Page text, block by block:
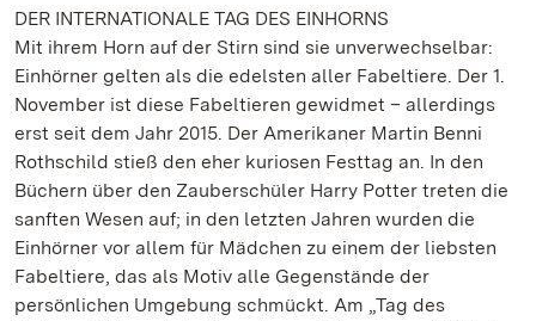
DER INTERNATIONALE TAG DES EINHORNS
Mit ihrem Horn auf der Stirn sind sie unverwechselbar:
Einhörner gelten als die edelsten aller Fabeltiere. Der 1.
November ist diese Fabeltieren gewidmet – allerdings
erst seit dem Jahr 2015. Der Amerikaner Martin Benni
Rothschild stieß den eher kuriosen Festtag an. In den
Büchern über den Zauberschüler Harry Potter treten die
sanften Wesen auf; in den letzten Jahren wurden die
Einhörner vor allem für Mädchen zu einem der liebsten
Fabeltiere, das als Motiv alle Gegenstände der
persönlichen Umgebung schmückt. Am „Tag des